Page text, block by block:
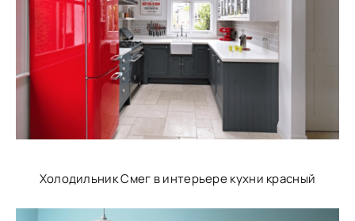
Холодильник Смег в интерьере кухни красный